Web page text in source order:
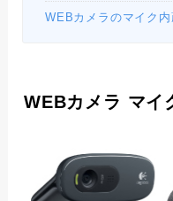
WEBカメラのマイク内
WEBカメラ マイ